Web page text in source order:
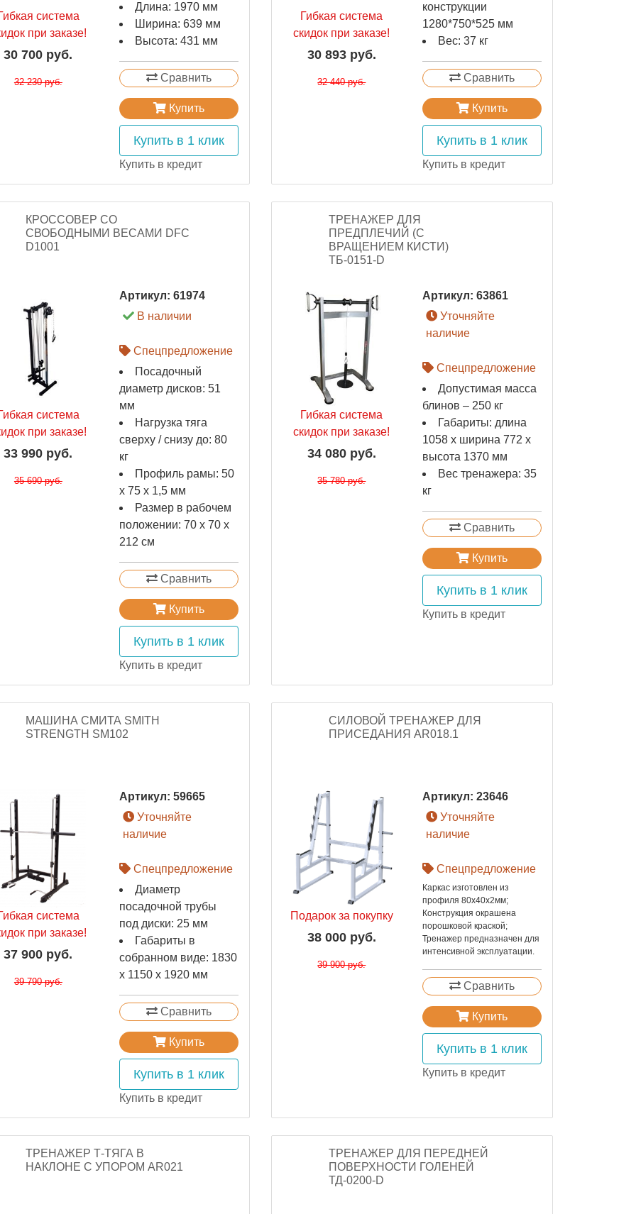
система
при заказе!
30 700 руб.
32 230 руб.
Длина: 1970 мм
Ширина: 639 мм
Высота: 431 мм
Сравнить
Купить
Купить в 1 клик
Купить в кредит
Гибкая система
скидок при заказе!
30 893 руб.
32 440 руб.
конструкции
1280*750*525 мм
Вес: 37 кг
Сравнить
Купить
Купить в 1 клик
Купить в кредит
КРОССОВЕР СО
СВОБОДНЫМИ ВЕСАМИ DFC
D1001
система
при заказе!
33 990 руб.
35 690 руб.
Артикул: 61974
В наличии
Спецпредложение
Посадочный
диаметр дисков: 51
мм
Нагрузка тяга
сверху / снизу до: 80
кг
Профиль рамы: 50
х 75 х 1,5 мм
Размер в рабочем
положении: 70 х 70 х
212 см
Сравнить
Купить
Купить в 1 клик
Купить в кредит
ТРЕНАЖЕР ДЛЯ
ПРЕДПЛЕЧИЙ (С
ВРАЩЕНИЕМ КИСТИ)
ТБ-0151-D
Гибкая система
скидок при заказе!
34 080 руб.
35 780 руб.
Артикул: 63861
Уточняйте
наличие
Спецпредложение
Допустимая масса
блинов – 250 кг
Габариты: длина
1058 х ширина 772 х
высота 1370 мм
Вес тренажера: 35
кг
Сравнить
Купить
Купить в 1 клик
Купить в кредит
МАШИНА СМИТА SMITH
STRENGTH SM102
система
при заказе!
37 900 руб.
39 790 руб.
Артикул: 59665
Уточняйте
наличие
Спецпредложение
Диаметр
посадочной трубы
под диски: 25 мм
Габариты в
собранном виде: 1830
х 1150 х 1920 мм
Сравнить
Купить
Купить в 1 клик
Купить в кредит
СИЛОВОЙ ТРЕНАЖЕР ДЛЯ
ПРИСЕДАНИЯ AR018.1
Подарок за покупку
38 000 руб.
39 900 руб.
Артикул: 23646
Уточняйте
наличие
Спецпредложение
Каркас изготовлен из
профиля 80х40х2мм;
Конструкция окрашена
порошковой краской;
Тренажер предназначен для
интенсивной эксплуатации.
Сравнить
Купить
Купить в 1 клик
Купить в кредит
ТРЕНАЖЕР Т-ТЯГА В
НАКЛОНЕ С УПОРОМ AR021
ТРЕНАЖЕР ДЛЯ ПЕРЕДНЕЙ
ПОВЕРХНОСТИ ГОЛЕНЕЙ
ТД-0200-D